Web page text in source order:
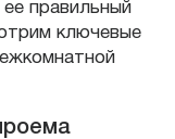
правильный
ключевые